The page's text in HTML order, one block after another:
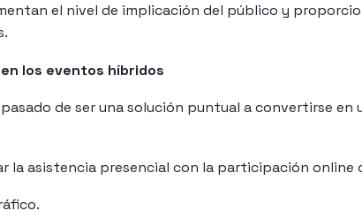
el nivel de implicación del público y
los eventos híbridos
de ser una solución puntual a convertirse
la asistencia presencial con la participación online